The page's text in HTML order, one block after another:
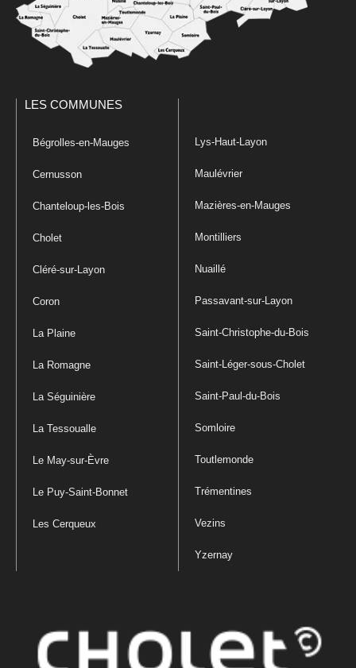
LES COMMUNES
Bégrolles-en-Mauges
Cernusson
Chanteloup-les-Bois
Cholet
Cléré-sur-Layon
Coron
La Plaine
La Romagne
La Séguinière
La Tessoualle
Le May-sur-Èvre
Le Puy-Saint-Bonnet
Les Cerqueux
Lys-Haut-Layon
Maulévrier
Mazières-en-Mauges
Montilliers
Nuaillé
Passavant-sur-Layon
Saint-Christophe-du-Bois
Saint-Léger-sous-Cholet
Saint-Paul-du-Bois
Somloire
Toutlemonde
Trémentines
Vezins
Yzernay